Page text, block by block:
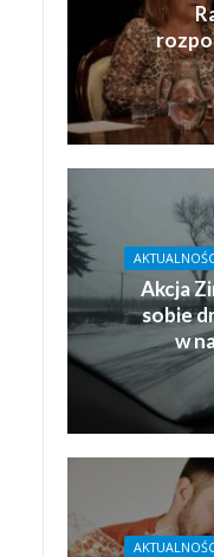
Akcja
sobie
w